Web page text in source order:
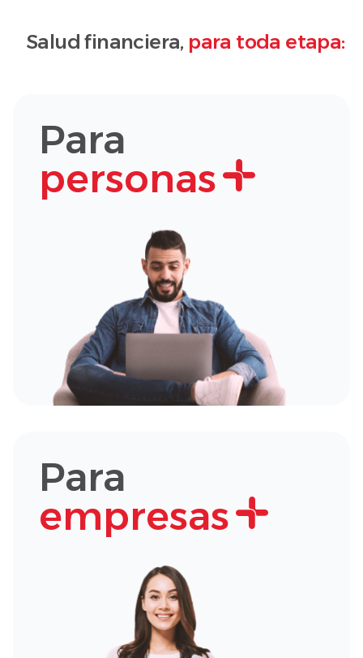
Salud financiera, para toda etapa:
Para
personas
Para
empresas